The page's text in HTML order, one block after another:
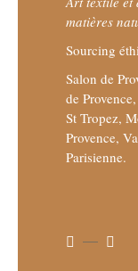
matières
Sourcing
Salon de
de
St Tropez,
Provence,
Parisienne.